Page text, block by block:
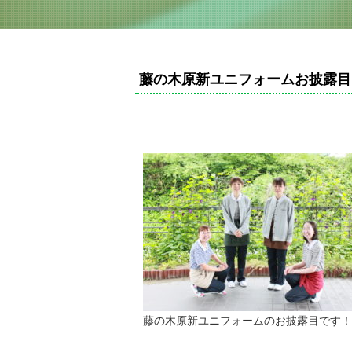
藤の木原新ユニフォームお披露
藤の木原新ユニフォームのお披露目です！